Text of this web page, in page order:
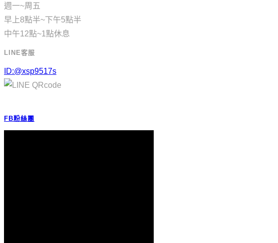
週一~周五
早上8點半~下午5點半
中午12點~1點休息
LINE客服
ID:@xsp9517s
FB粉絲團